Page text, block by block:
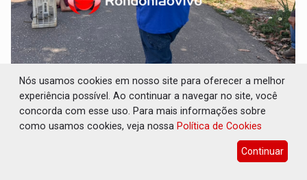
VÍDEO: Colisão entre motos deixa dois
feridos próximo ao Skate Parque
06 de Agosto de 2026 às 11:00
Homem que avançou a preferencial ficou em estado mais
Nós usamos cookies em nosso site para oferecer a melhor
experiência possível. Ao continuar a navegar no site, você
concorda com esse uso. Para mais informações sobre
como usamos cookies, veja nossa Política de Cookies
Continuar